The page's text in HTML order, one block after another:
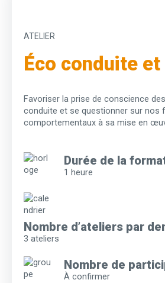
Éco conduite et
Favoriser la prise de conscience
conduite et se questionner sur nos
comportementaux à sa mise en
Durée de la
1 heure
Nombre d’ateliers par
3 ateliers
Nombre de
À confirmer